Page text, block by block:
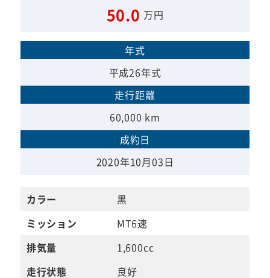
50.0 万円
年式
平成26年式
走行距離
60,000 km
成約日
2020年10月03日
カラー
黒
ミッション
MT6速
排気量
1,600cc
走行状態
良好